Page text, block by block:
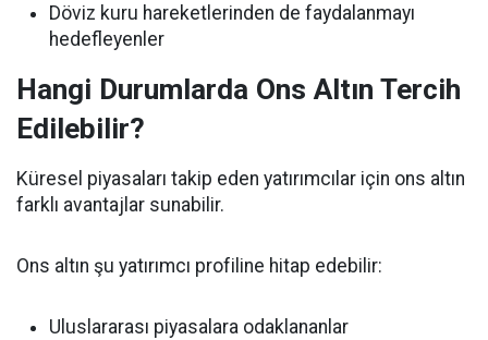
Döviz kuru hareketlerinden de faydalanmayı
hedefleyenler
Hangi Durumlarda Ons Altın Tercih
Edilebilir?
Küresel piyasaları takip eden yatırımcılar için ons altın
farklı avantajlar sunabilir.
Ons altın şu yatırımcı profiline hitap edebilir:
Uluslararası piyasalara odaklananlar